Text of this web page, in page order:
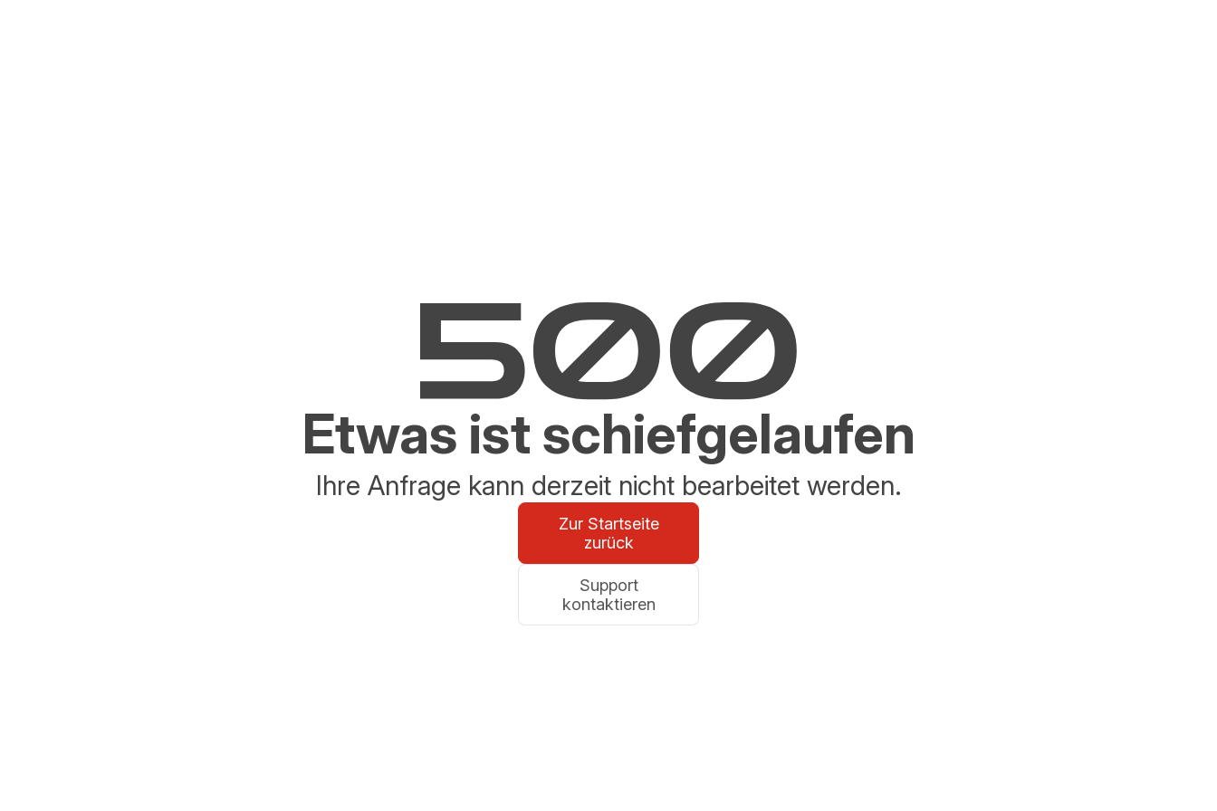
Etwas ist schiefgelaufen
Ihre Anfrage kann derzeit nicht bearbeitet werden.
Zur Startseite
zurück
Support
kontaktieren